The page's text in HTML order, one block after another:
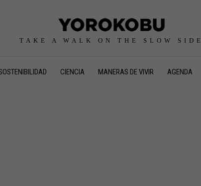
TAKE A WALK ON THE SLOW SIDE
CIENCIA MANERAS DE VIVIR AGENDA